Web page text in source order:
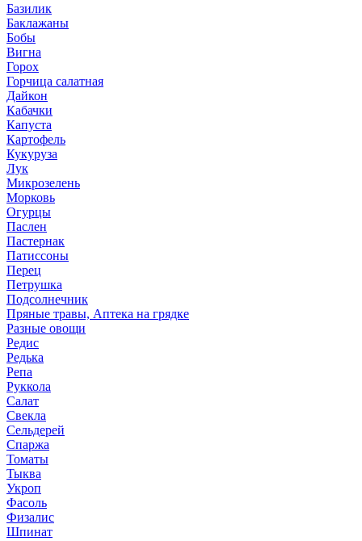
Базилик
Баклажаны
Бобы
Вигна
Горох
Горчица салатная
Дайкон
Кабачки
Капуста
Картофель
Кукуруза
Лук
Микрозелень
Морковь
Огурцы
Паслен
Пастернак
Патиссоны
Перец
Петрушка
Подсолнечник
Пряные травы, Аптека на грядке
Разные овощи
Редис
Редька
Репа
Руккола
Салат
Свекла
Сельдерей
Спаржа
Томаты
Тыква
Укроп
Фасоль
Физалис
Шпинат